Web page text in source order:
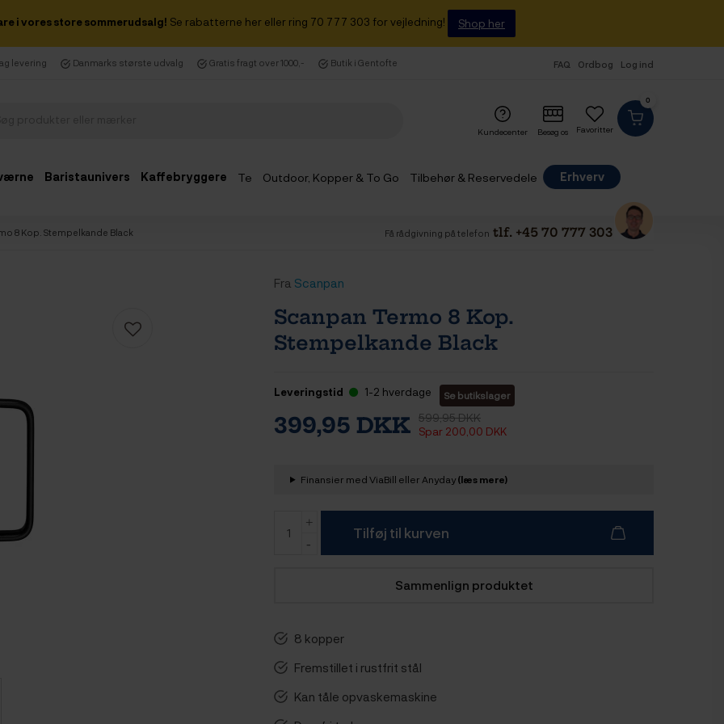
i vores store sommerudsalg! Se rabatterne her eller ring 70 777 303 for vejledning! Shop her
levering Danmarks største udvalg Gratis fragt over 1000,- Butik i Gentofte FAQ Ordbog Log ind
0
Favoritter
Kundecenter Besøg os
Baristaunivers Kaffebryggere Te Outdoor, Kopper & To Go Tilbehør & Reservedele
Erhverv
8 Kop. Stempelkande Black Få rådgivning på telefon tlf. +45 70 777 303
Fra Scanpan
Scanpan Termo 8 Kop.
Stempelkande Black
Leveringstid 1-2 hverdage Se butikslager
399,95 DKK 599,95 DKK
Spar 200,00 DKK
Finansier med ViaBill eller Anyday(læs mere)
Tilføj til kurven
Sammenlign produktet
8 kopper
Fremstillet i rustfrit stål
Kan tåle opvaskemaskine